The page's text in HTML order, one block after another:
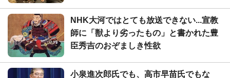
NHK大河ではとても放送できない...宣教
師に「獣より劣ったもの」と書かれた豊
臣秀吉のおぞましき性欲
小泉進次郎氏でも、高市早苗氏でもな